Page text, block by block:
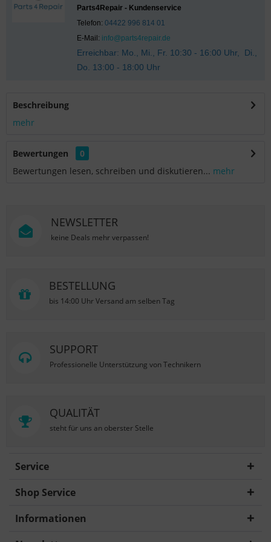
Parts4Repair - Kundenservice
Telefon: 04422 996 814 01
E-Mail: info@parts4repair.de
Erreichbar: Mo., Mi., Fr. 10:30 - 16:00 Uhr, Di.,
Do. 13:00 - 18:00 Uhr
Beschreibung
mehr
Bewertungen
0
Bewertungen lesen, schreiben und diskutieren... mehr
NEWSLETTER
keine Deals mehr verpassen!
BESTELLUNG
bis 14:00 Uhr Versand am selben Tag
SUPPORT
Professionelle Unterstützung von Technikern
QUALITÄT
steht für uns an oberster Stelle
Service
Shop Service
Informationen